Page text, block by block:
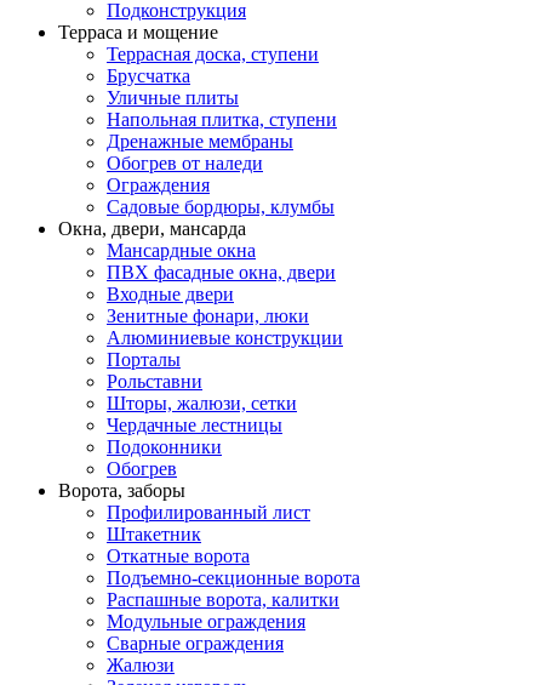
Подконструкция
Терраса и мощение
Террасная доска, ступени
Брусчатка
Уличные плиты
Напольная плитка, ступени
Дренажные мембраны
Обогрев от наледи
Ограждения
Садовые бордюры, клумбы
Окна, двери, мансарда
Мансардные окна
ПВХ фасадные окна, двери
Входные двери
Зенитные фонари, люки
Алюминиевые конструкции
Порталы
Рольставни
Шторы, жалюзи, сетки
Чердачные лестницы
Подоконники
Обогрев
Ворота, заборы
Профилированный лист
Штакетник
Откатные ворота
Подъемно-секционные ворота
Распашные ворота, калитки
Модульные ограждения
Сварные ограждения
Жалюзи